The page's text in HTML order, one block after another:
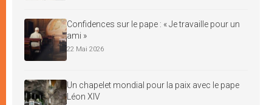
Confidences sur le pape : « Je travaille pour un
ami »
22 Mai 2026
Un chapelet mondial pour la paix avec le pape
Léon XIV